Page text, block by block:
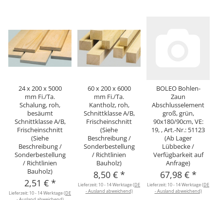
24 x 200 x 5000
mm Fi./Ta.
Schalung, roh,
besäumt
Schnittklasse A/B,
Frischeinschnitt
(Siehe
Beschreibung /
Sonderbestellung
/ Richtlinien
Bauholz)
2,51 € *
Lieferzeit: 10 - 14 Werktage(DE
60 x 200 x 6000
mm Fi./Ta.
Kantholz, roh,
Schnittklasse A/B,
Frischeinschnitt
(Siehe
Beschreibung /
Sonderbestellung
/ Richtlinien
Bauholz)
8,50 € *
Lieferzeit: 10 - 14 Werktage(DE
- Ausland abweichend)
BOLEO Bohlen-
Zaun
Abschlusselement
groß, grün,
90x180/90cm, VE:
19, , Art.-Nr.: 51123
(Ab Lager
Lübbecke /
Verfügbarkeit auf
Anfrage)
67,98 € *
Lieferzeit: 10 - 14 Werktage(DE
- Ausland abweichend)